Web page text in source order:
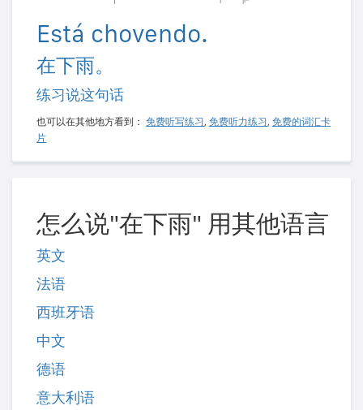
Está chovendo.
在下雨。
练习说这句话
也可以在其他地方看到： 免费听写练习 , 免费听力练习 , 免费的词汇卡
片
怎么说"在下雨" 用其他语言
英文
法语
西班牙语
中文
德语
意大利语